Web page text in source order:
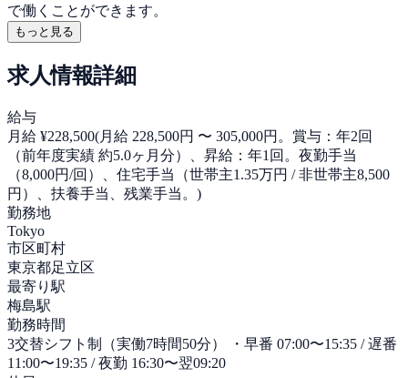
で働くことができます。
もっと見る
求人情報詳細
給与
月給 ¥228,500(月給 228,500円 〜 305,000円。賞与：年2回
（前年度実績 約5.0ヶ月分）、昇給：年1回。夜勤手当
（8,000円/回）、住宅手当（世帯主1.35万円 / 非世帯主8,500
円）、扶養手当、残業手当。 )
勤務地
Tokyo
市区町村
東京都足立区
最寄り駅
梅島駅
勤務時間
3交替シフト制（実働7時間50分） ・早番 07:00〜15:35 / 遅番
11:00〜19:35 / 夜勤 16:30〜翌09:20